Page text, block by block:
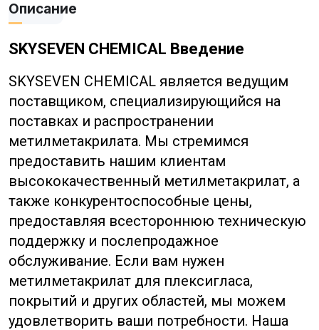
Описание
SKYSEVEN CHEMICAL Введение
SKYSEVEN CHEMICAL является ведущим
поставщиком, специализирующийся на
поставках и распространении
метилметакрилата. Мы стремимся
предоставить нашим клиентам
высококачественный метилметакрилат, а
также конкурентоспособные цены,
предоставляя всестороннюю техническую
поддержку и послепродажное
обслуживание. Если вам нужен
метилметакрилат для плексигласа,
покрытий и других областей, мы можем
удовлетворить ваши потребности. Наша